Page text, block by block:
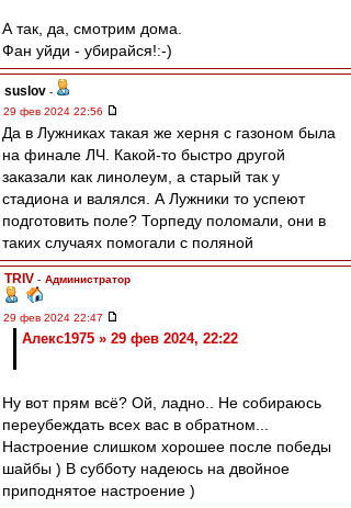
А так, да, смотрим дома.
Фан уйди - убирайся!:-)
suslov -
29 фев 2024 22:56
Да в Лужниках такая же херня с газоном была
на финале ЛЧ. Какой-то быстро другой
заказали как линолеум, а старый так у
стадиона и валялся. А Лужники то успеют
подготовить поле? Торпеду поломали, они в
таких случаях помогали с поляной
TRIV - Администратор
29 фев 2024 22:47
Алекс1975 » 29 фев 2024, 22:22
Ну вот прям всё? Ой, ладно.. Не собираюсь
переубеждать всех вас в обратном...
Настроение слишком хорошее после победы
шайбы ) В субботу надеюсь на двойное
приподнятое настроение )